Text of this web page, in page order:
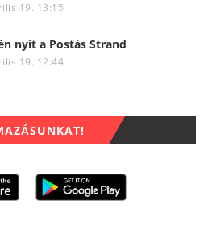
19. 13:15
nyit a Postás Strand
19. 12:44